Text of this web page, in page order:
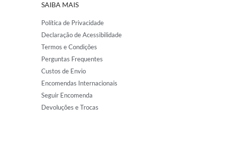
SAIBA MAIS
Política de Privacidade
Declaração de Acessibilidade
Termos e Condições
Perguntas Frequentes
Custos de Envio
Encomendas Internacionais
Seguir Encomenda
Devoluções e Trocas